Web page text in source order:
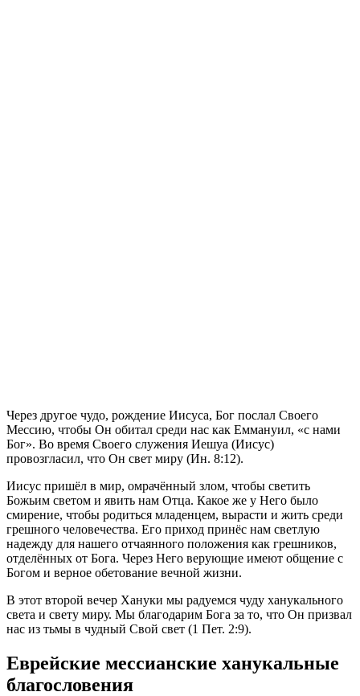
Через другое чудо, рождение Иисуса, Бог послал Своего
Мессию, чтобы Он обитал среди нас как Еммануил, «с нами
Бог». Во время Своего служения Иешуа (Иисус)
провозгласил, что Он свет миру (Ин. 8:12).
Иисус пришёл в мир, омрачённый злом, чтобы светить
Божьим светом и явить нам Отца. Какое же у Него было
смирение, чтобы родиться младенцем, вырасти и жить среди
грешного человечества. Его приход принёс нам светлую
надежду для нашего отчаянного положения как грешников,
отделённых от Бога. Через Него верующие имеют общение с
Богом и верное обетование вечной жизни.
В этот второй вечер Хануки мы радуемся чуду ханукального
света и свету миру. Мы благодарим Бога за то, что Он призвал
нас из тьмы в чудный Свой свет (1 Пет. 2:9).
Еврейские мессианские ханукальные
благословения